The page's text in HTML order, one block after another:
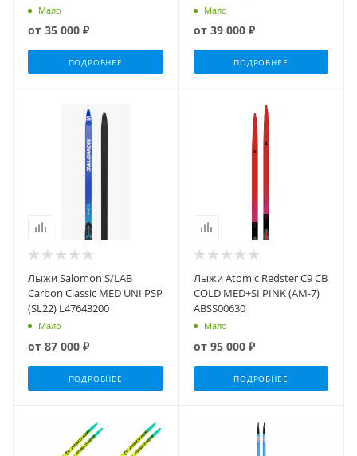
Мало
от 35 000 ₽
ПОДРОБНЕЕ
Мало
от 39 000 ₽
ПОДРОБНЕЕ
Лыжи Salomon S/LAB
Carbon Classic MED UNI PSP
(SL22) L47643200
Мало
от 87 000 ₽
ПОДРОБНЕЕ
Лыжи Atomic Redster C9 CB
COLD MED+SI PINK (AM-7)
ABSS00630
Мало
от 95 000 ₽
ПОДРОБНЕЕ